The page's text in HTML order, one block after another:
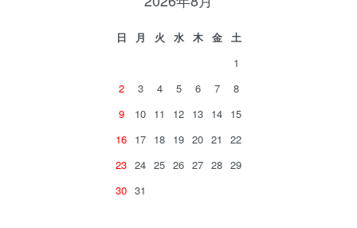
日 月 火 水 木 金
土
1
2
3 4 5 6 7
8
9
10 11 12 13 14 15
16 17 18 19 20 21
22
23 24 25 26 27 28 29
30 31